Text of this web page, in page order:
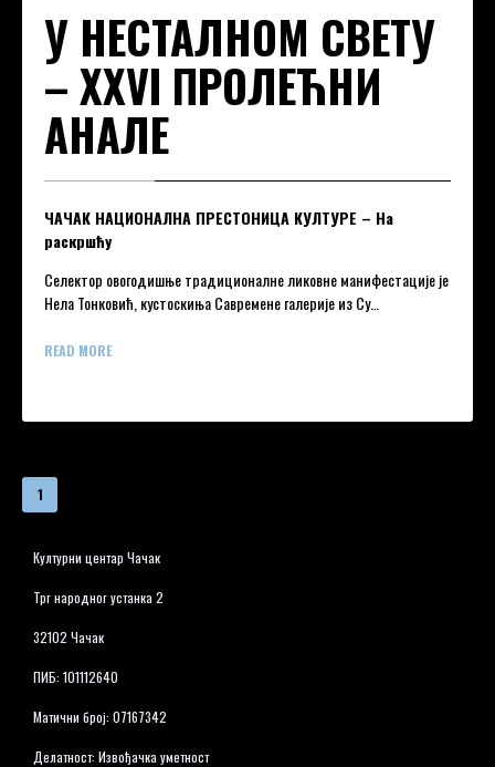
У НЕСТАЛНОМ СВЕТУ
– XXVI ПРОЛЕЋНИ
АНАЛЕ
ЧАЧАК НАЦИОНАЛНА ПРЕСТОНИЦА КУЛТУРЕ – На
раскршћу
Селектор овогодишње традиционалне ликовне манифестације је
Нела Тонковић, кустоскиња Савремене галерије из Су…
READ MORE
1
Културни центар Чачак
Трг народног устанка 2
32102 Чачак
ПИБ: 101112640
Матични број: 07167342
Делатност: Извођачка уметност